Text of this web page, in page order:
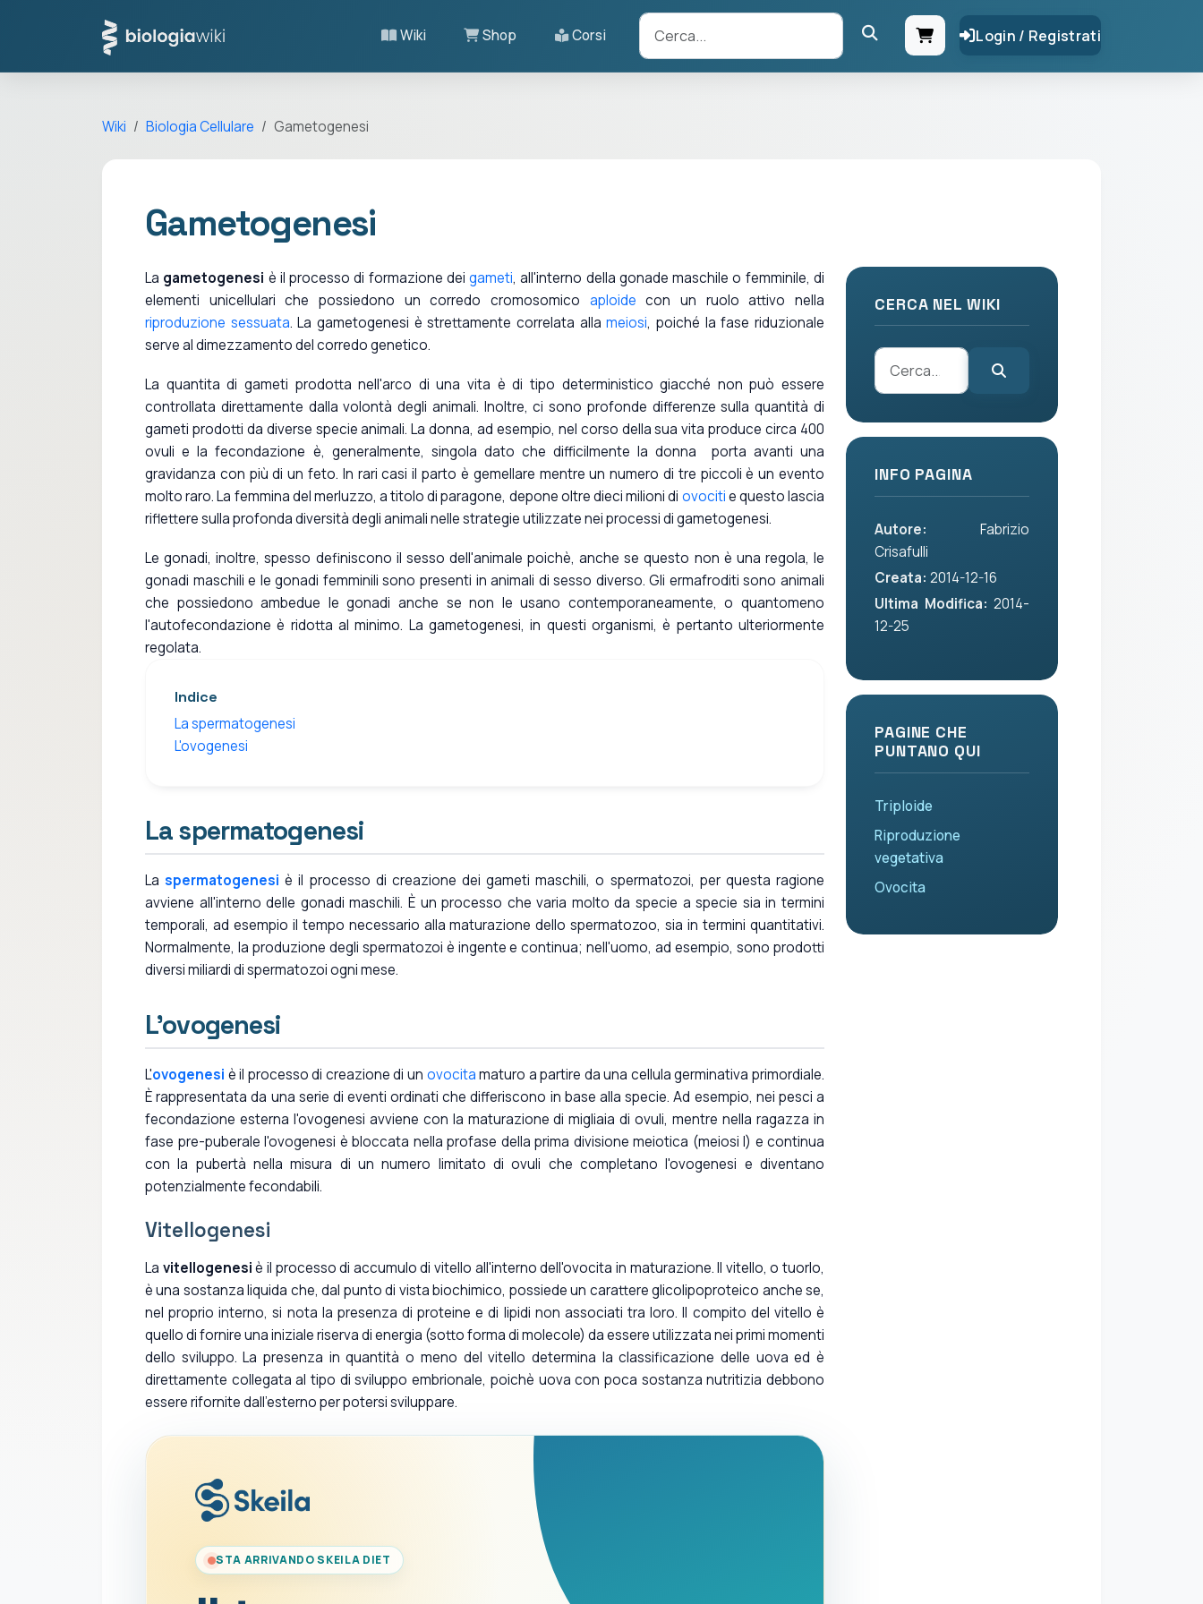
Wiki Shop Corsi Login / Registrati
Wiki Biologia Cellulare Gametogenesi
Gametogenesi
La gametogenesi è il processo di formazione deigameti, all'interno della gonade maschile o femminile, di
elementi unicellulari che possiedono un corredo cromosomico aploide con un ruolo attivo nella
riproduzione sessuata. La gametogenesi è strettamente correlata allameiosi, poiché la fase riduzionale
serve al dimezzamento del corredo genetico.
La quantita di gameti prodotta nell'arco di una vita è di tipo deterministico giacché non può essere
controllata direttamente dalla volontà degli animali. Inoltre, ci sono profonde differenze sulla quantità di
gameti prodotti da diverse specie animali. La donna, ad esempio, nel corso della sua vita produce circa 400
ovuli e la fecondazione è, generalmente, singola dato che difficilmente la donna porta avanti una
gravidanza con più di un feto. In rari casi il parto è gemellare mentre un numero di tre piccoli è un evento
molto raro. La femmina del merluzzo, a titolo di paragone, depone oltre dieci milioni di ovocitie questo lascia
riflettere sulla profonda diversità degli animali nelle strategie utilizzate nei processi di gametogenesi.
Le gonadi, inoltre, spesso definiscono il sesso dell'animale poichè, anche se questo non è una regola, le
gonadi maschili e le gonadi femminili sono presenti in animali di sesso diverso. Gli ermafroditi sono animali
che possiedono ambedue le gonadi anche se non le usano contemporaneamente, o quantomeno
l'autofecondazione è ridotta al minimo. La gametogenesi, in questi organismi, è pertanto ulteriormente
regolata.
Indice
La spermatogenesi
L'ovogenesi
La spermatogenesi
Laspermatogenesi è il processo di creazione dei gameti maschili, o spermatozoi, per questa ragione
avviene all'interno delle gonadi maschili. È un processo che varia molto da specie a specie sia in termini
temporali, ad esempio il tempo necessario alla maturazione dello spermatozoo, sia in termini quantitativi.
Normalmente, la produzione degli spermatozoi è ingente e continua; nell'uomo, ad esempio, sono prodotti
diversi miliardi di spermatozoi ogni mese.
L'ovogenesi
L'ovogenesi è il processo di creazione di un ovocitamaturo a partire da una cellula germinativa primordiale.
È rappresentata da una serie di eventi ordinati che differiscono in base alla specie. Ad esempio, nei pesci a
fecondazione esterna l'ovogenesi avviene con la maturazione di migliaia di ovuli, mentre nella ragazza in
fase pre-puberale l'ovogenesi è bloccata nella profase della prima divisione meiotica (meiosi I) e continua
con la pubertà nella misura di un numero limitato di ovuli che completano l'ovogenesi e diventano
potenzialmente fecondabili.
Vitellogenesi
La vitellogenesiè il processo di accumulo di vitello all'interno dell'ovocita in maturazione. Il vitello, o tuorlo,
è una sostanza liquida che, dal punto di vista biochimico, possiede un carattere glicolipoproteico anche se,
nel proprio interno, si nota la presenza di proteine e di lipidi non associati tra loro. Il compito del vitello è
quello di fornire una iniziale riserva di energia (sotto forma di molecole) da essere utilizzata nei primi momenti
dello sviluppo. La presenza in quantità o meno del vitello determina la classificazione delle uova ed è
direttamente collegata al tipo di sviluppo embrionale, poichè uova con poca sostanza nutritizia debbono
essere rifornite dall'esterno per potersi sviluppare.
STA ARRIVANDO SKEILA DIET
CERCA NEL WIKI
INFO PAGINA
Autore: Fabrizio
Crisafulli
Creata: 2014-12-16
Ultima Modifica: 2014-
12-25
PAGINE CHE
PUNTANO QUI
Triploide
Riproduzione
vegetativa
Ovocita